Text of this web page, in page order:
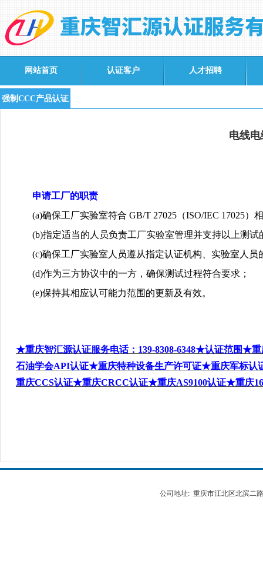
网站首页 认证客户 人才招聘
强制CCC产品认证
电线
申请工厂的职责
(a)确保工厂实验室符合 GB/T 27025 （ISO/IEC 17025）
(b)指定适当的人员负责工厂实验室管理并支持以上测试
(c)确保工厂实验室人员遵从指定认证机构、实验室人员
(d)作为三方协议中的一方，确保测试过程符合要求；
(e)保持其相应认可能力范围的更新及有效。
★重庆智汇源认证服务电话： 139-8308-6348★认证范围★重
石油学会API认证★重庆特种设备生产许可证★重庆军标认
重庆CCS认证★重庆CRCC认证★重庆AS9100认证★重庆
公司地址: 重庆市江北区北滨二